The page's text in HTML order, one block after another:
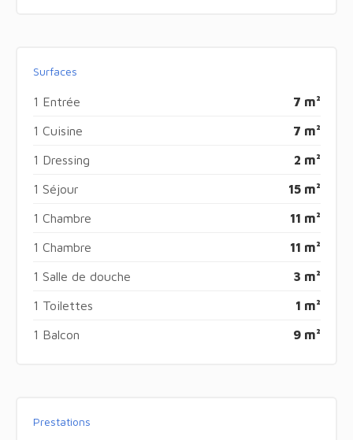
Surfaces
1 Entrée 7 m²
1 Cuisine 7 m²
1 Dressing 2 m²
1 Séjour 15 m²
1 Chambre 11 m²
1 Chambre 11 m²
1 Salle de douche 3 m²
1 Toilettes 1 m²
1 Balcon 9 m²
Prestations